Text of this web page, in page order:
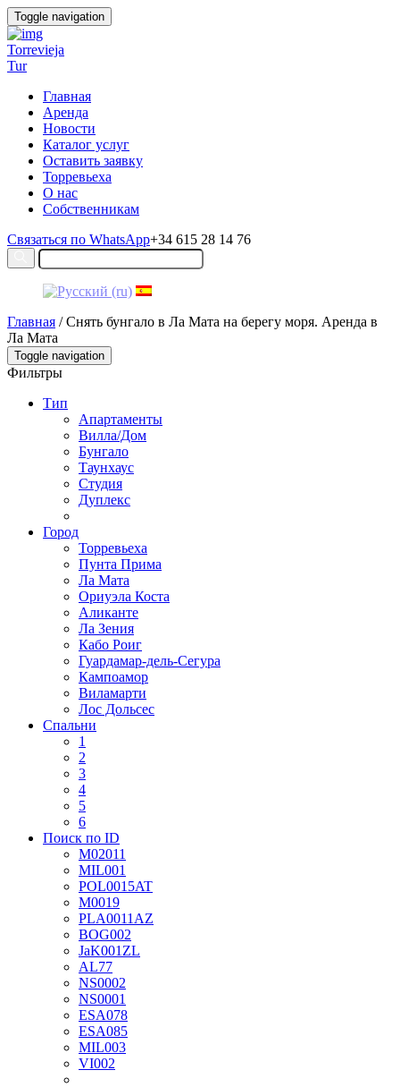
Toggle navigation
Torrevieja
Tur
Главная
Аренда
Новости
Каталог услуг
Оставить заявку
Торревьеха
О нас
Собственникам
Связаться по WhatsApp+34 615 28 14 76
Главная / Снять бунгало в Ла Мата на берегу моря. Аренда в
Ла Мата
Toggle navigation
Фильтры
Тип
Апартаменты
Вилла/Дом
Бунгало
Таунхаус
Студия
Дуплекс
Город
Торревьеха
Пунта Прима
Ла Мата
Ориуэла Коста
Аликанте
Ла Зения
Кабо Роиг
Гуардамар-дель-Сегура
Кампоамор
Виламарти
Лос Дольсес
Спальни
1
2
3
4
5
6
Поиск по ID
M02011
MIL001
POL0015AT
M0019
PLA0011AZ
BOG002
JaK001ZL
AL77
NS0002
NS0001
ESA078
ESA085
MIL003
VI002